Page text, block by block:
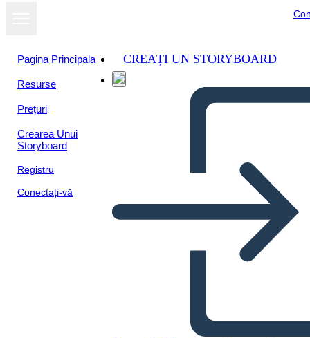
Pagina Principala
Resurse
Prețuri
Crearea Unui
Storyboard
Registru
Conectați-vă
CREAȚI UN STORYBOARD